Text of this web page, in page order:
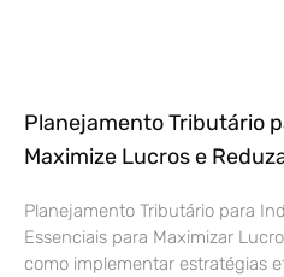
Planejamento Tributário
Maximize Lucros e
Planejamento Tributário para
Essenciais para Maximizar
como implementar estratégias